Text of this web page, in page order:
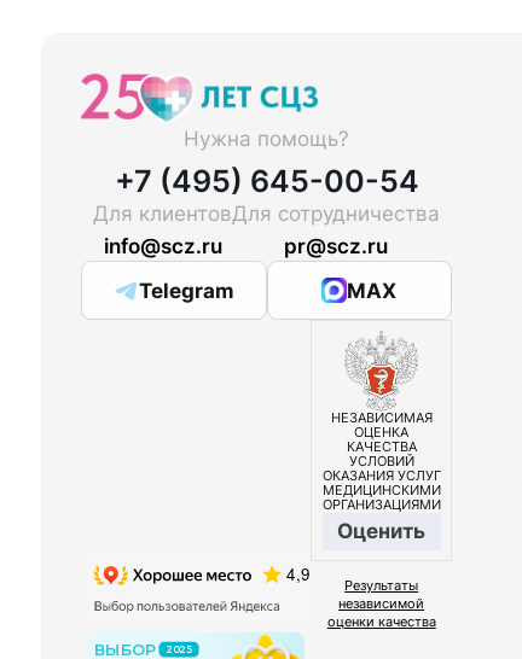
Нужна помощь?
+7 (495) 645-00-54
Для клиентов
info@scz.ru
Для сотрудничества
pr@scz.ru
Telegram
MAX
НЕЗАВИСИМАЯ
ОЦЕНКА
КАЧЕСТВА
УСЛОВИЙ
ОКАЗАНИЯ УСЛУГ
МЕДИЦИНСКИМИ
ОРГАНИЗАЦИЯМИ
Оценить
Результаты
независимой
оценки качества